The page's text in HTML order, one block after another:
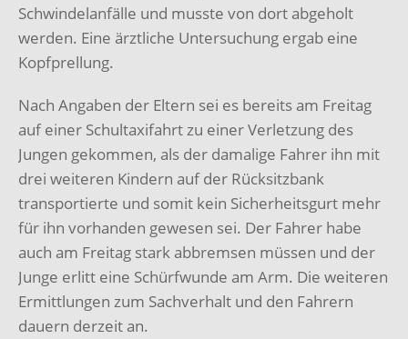
Schwindelanfälle und musste von dort abgeholt
werden. Eine ärztliche Untersuchung ergab eine
Kopfprellung.
Nach Angaben der Eltern sei es bereits am Freitag
auf einer Schultaxifahrt zu einer Verletzung des
Jungen gekommen, als der damalige Fahrer ihn mit
drei weiteren Kindern auf der Rücksitzbank
transportierte und somit kein Sicherheitsgurt mehr
für ihn vorhanden gewesen sei. Der Fahrer habe
auch am Freitag stark abbremsen müssen und der
Junge erlitt eine Schürfwunde am Arm. Die weiteren
Ermittlungen zum Sachverhalt und den Fahrern
dauern derzeit an.